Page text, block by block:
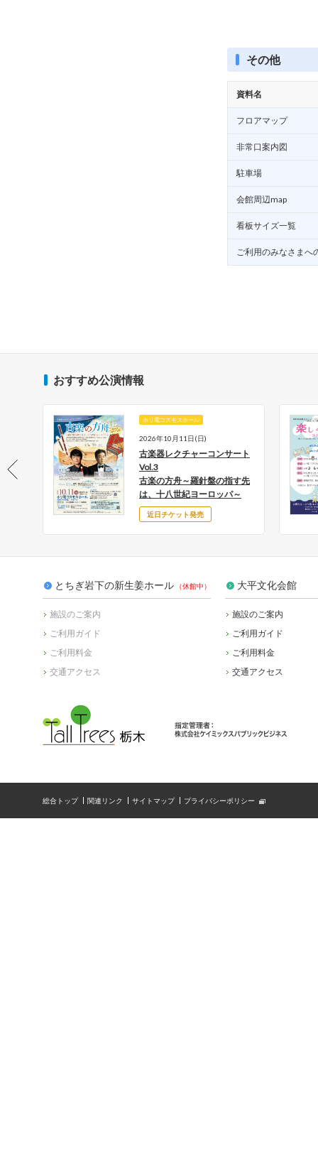
その他
資料名
フロアマップ
非常口案内図
駐車場
会館周辺map
看板サイズ一覧
ご利用のみなさまへ
おすすめ公演情報
ち
ホリ電コスモスホール
2026年10月11日(日)
古楽器レクチャーコンサート
Vol.3
古楽の方舟～羅針盤の指す先
は、十八世紀ヨーロッパ～
近日チケット発売
とちぎ岩下の新生姜ホール
施設のご案内
ご利用ガイド
ご利用料金
交通アクセス
大平文化会館
施設のご案内
ご利用ガイド
ご利用料金
交通アクセス
総合トップ 関連リンク サイトマップ プライバシーポリシー